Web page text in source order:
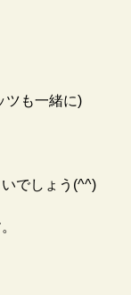
ツも一緒に)
でしょう(^^)